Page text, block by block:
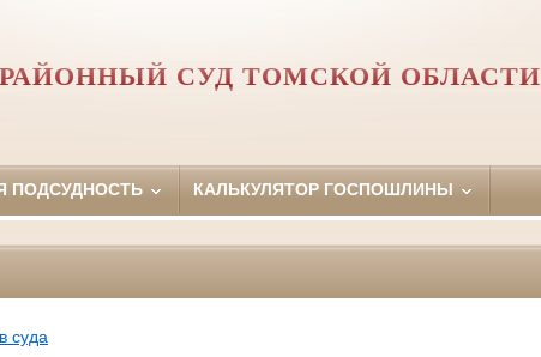
СУД ТОМСКОЙ ОБЛАСТИ
ПОДСУДНОСТЬ КАЛЬКУЛЯТОР ГОСПОШЛИНЫ
суда